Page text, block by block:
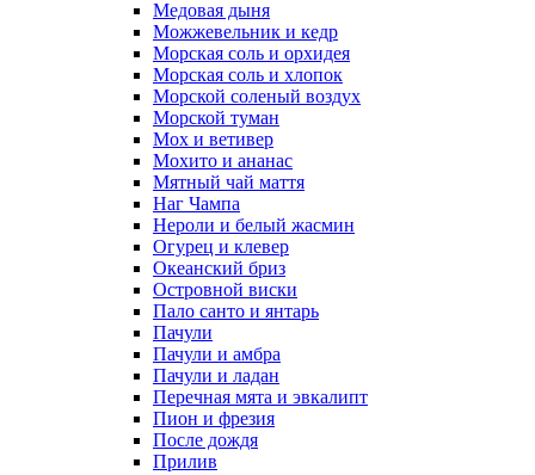
Медовая дыня
Можжевельник и кедр
Морская соль и орхидея
Морская соль и хлопок
Морской соленый воздух
Морской туман
Мох и ветивер
Мохито и ананас
Мятный чай маття
Наг Чампа
Нероли и белый жасмин
Огурец и клевер
Океанский бриз
Островной виски
Пало санто и янтарь
Пачули
Пачули и амбра
Пачули и ладан
Перечная мята и эвкалипт
Пион и фрезия
После дождя
Прилив